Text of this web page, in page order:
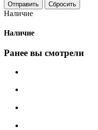
Сбросить
Наличие
Наличие
Ранее вы смотрели